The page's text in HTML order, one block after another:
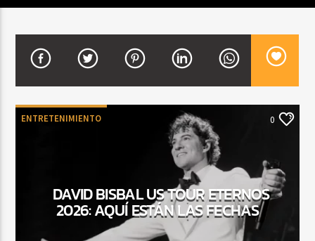
TITLE
CURRENT SHOW
DJ MIX
2:00 AM
ENTRETENIMIENTO 0
DAVID BISBAL US TOUR ETERNOS
2026: AQUÍ ESTÁN LAS FECHAS